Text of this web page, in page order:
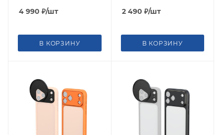
4 990 ₽/шт
В КОРЗИНУ
2 490 ₽/шт
В КОРЗИНУ